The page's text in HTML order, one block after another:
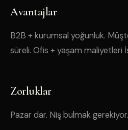
Avantajlar
B2B + kurumsal yoğunluk.
süreli. Ofis + yaşam maliyetleri
Zorluklar
Pazar dar. Niş bulmak